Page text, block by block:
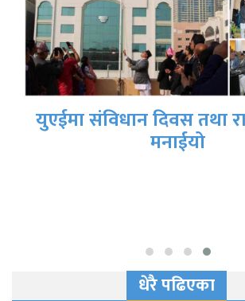
युएईमा संविधान दिवस तथा
मनाईयो
धेरै पढिएका